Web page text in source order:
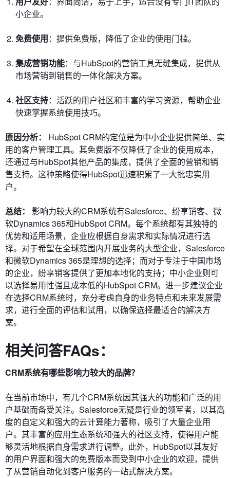
小企业。
免费使用：提供免费版，降低了企业的使用门槛。
集成营销功能：与HubSpot的营销工具无缝集成，提供从
市场营销到销售的一体化解决方案。
社区支持：活跃的用户社区和丰富的学习资源，帮助企业
快速掌握系统使用技巧。
原因分析：
HubSpot CRM的定位是为中小企业提供简单、实
用的客户管理工具。其免费版不仅降低了企业的使用成本，
还通过与HubSpot其他产品的集成，提供了全面的营销和销
售支持。这种策略使得HubSpot迅速积累了一大批忠实用
户。
总结：
影响力较大的CRM系统有Salesforce、纷享销客、微
软Dynamics 365和HubSpot CRM。每个系统都有其独特的
优势和适用场景，企业应根据自身需求和实际情况进行选
择。对于希望在全球范围内开展业务的大型企业，Salesforce
和微软Dynamics 365是理想的选择；而对于专注于中国市场
的企业，纷享销客提供了更加本地化的支持；中小企业则可
以选择易用性强且成本低的HubSpot CRM。进一步建议企业
在选择CRM系统时，充分考虑自身的业务特点和未来发展需
求，进行全面的评估和试用，以确保选择最适合的解决方
案。
相关问答FAQs：
CRM系统有哪些影响力较大的品牌？
在当前市场中，有几个CRM系统因其强大的功能和广泛的用
户基础而备受关注。Salesforce无疑是行业的领军者，以其高
度的自定义和强大的云计算能力著称，吸引了大量企业用
户。其丰富的应用生态系统和强大的社区支持，使得用户能
够灵活地根据自身需求进行调整。此外，HubSpot以其友好
的用户界面和强大的免费版本而受到中小企业的欢迎，提供
了从营销自动化到客户服务的一站式解决方案。